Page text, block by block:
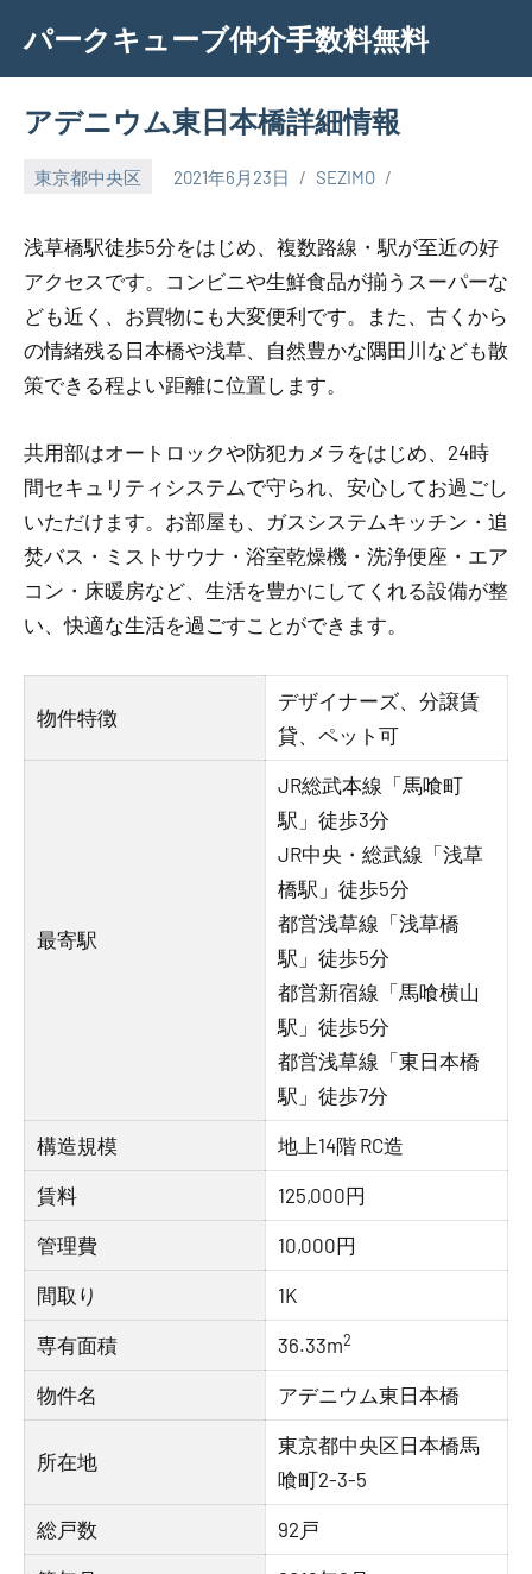
content
パークキューブ仲介手数料無料
アデニウム東日本橋詳細情報
東京都中央区 2021年6月23日 SEZIMO
浅草橋駅徒歩5分をはじめ、複数路線・駅が至近の好
アクセスです。コンビニや生鮮食品が揃うスーパーな
ども近く、お買物にも大変便利です。また、古くから
の情緒残る日本橋や浅草、自然豊かな隅田川なども散
策できる程よい距離に位置します。
共用部はオートロックや防犯カメラをはじめ、24時
間セキュリティシステムで守られ、安心してお過ごし
いただけます。お部屋も、ガスシステムキッチン・追
焚バス・ミストサウナ・浴室乾燥機・洗浄便座・エア
コン・床暖房など、生活を豊かにしてくれる設備が整
い、快適な生活を過ごすことができます。
物件特徴
デザイナーズ、分譲賃
貸、ペット可
最寄駅
JR総武本線「馬喰町
駅」徒歩3分
JR中央・総武線「浅草
橋駅」徒歩5分
都営浅草線「浅草橋
駅」徒歩5分
都営新宿線「馬喰横山
駅」徒歩5分
都営浅草線「東日本橋
駅」徒歩7分
構造規模 地上14階 RC造
賃料 125,000円
管理費 10,000円
間取り 1K
専有面積 36.33m2
物件名 アデニウム東日本橋
所在地
東京都中央区日本橋馬
喰町2-3-5
総戸数 92戸